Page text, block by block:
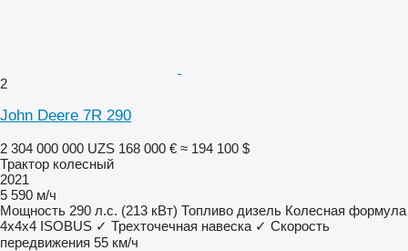
2
John Deere 7R 290
2 304 000 000 UZS 168 000 € ≈ 194 100 $
Трактор колесный
2021
5 590 м/ч
Мощность 290 л.с. (213 кВт) Топливо дизель Колесная формула
4x4x4 ISOBUS ✓ Трехточечная навеска ✓ Скорость
передвижения 55 км/ч